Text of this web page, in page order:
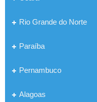
Rio Grande do Norte
Paraíba
Pernambuco
Alagoas